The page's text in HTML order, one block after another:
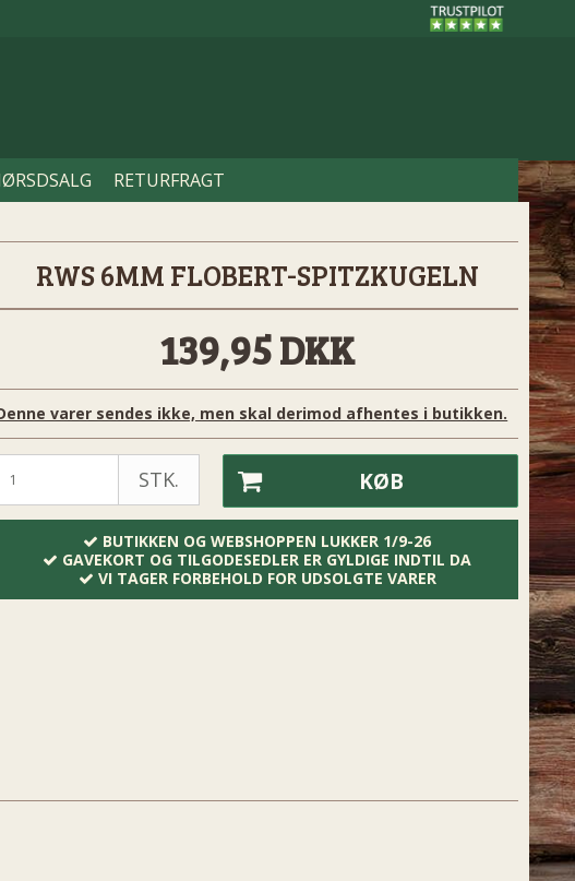
RETURFRAGT
RWS 6MM FLOBERT-SPITZKUGELN
139,95 DKK
varer sendes ikke, men skal derimod afhentes i butikken.
STK. KØB
BUTIKKEN OG WEBSHOPPEN LUKKER 1/9-26
GAVEKORT OG TILGODESEDLER ER GYLDIGE INDTIL DA
VI TAGER FORBEHOLD FOR UDSOLGTE VARER